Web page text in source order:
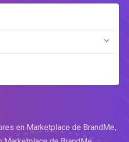
en Marketplace de BrandMe